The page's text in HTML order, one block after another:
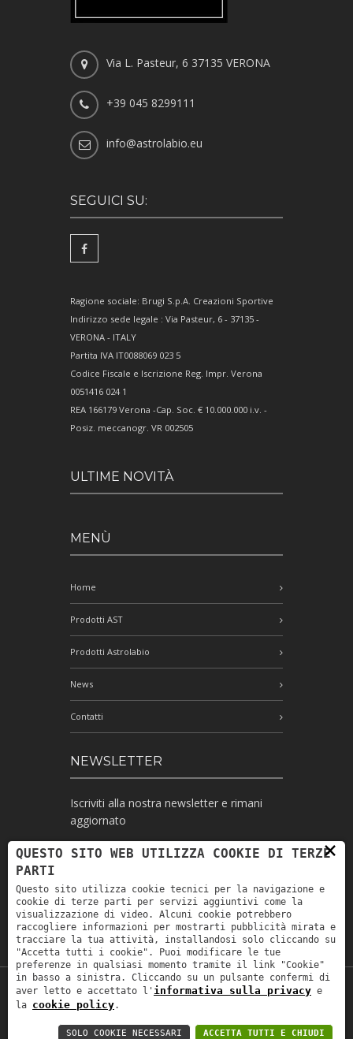
Via L. Pasteur, 6 37135 VERONA
+39 045 8299111
info@astrolabio.eu
SEGUICI SU:
Ragione sociale: Brugi S.p.A. Creazioni Sportive
Indirizzo sede legale : Via Pasteur, 6 - 37135 -
VERONA - ITALY
Partita IVA IT0088069 023 5
Codice Fiscale e Iscrizione Reg. Impr. Verona
0051416 024 1
REA 166179 Verona -Cap. Soc. € 10.000.000 i.v. -
Posiz. meccanogr. VR 002505
ULTIME NOVITÀ
MENÙ
Home
Prodotti AST
Prodotti Astrolabio
News
Contatti
NEWSLETTER
Iscriviti alla nostra newsletter e rimani
aggiornato
trattamento dei miei dati personali per le
finalità ivi indicate *
Copyright © 2019Astrolabio. P.IVA:
Privacy policy-Privacy policy B2B -Area
×
QUESTO SITO WEB UTILIZZA COOKIE DI TERZE
PARTI
Questo sito utilizza cookie tecnici per la navigazione e
cookie di terze parti per servizi aggiuntivi come la
visualizzazione di video. Alcuni cookie potrebbero
raccogliere informazioni per mostrarti pubblicità mirata e
tracciare la tua attività, installandosi solo cliccando su
"Accetta tutti i cookie". Puoi modificare le tue
preferenze in qualsiasi momento tramite il link "Cookie"
in basso a sinistra. Cliccando su un pulsante confermi di
aver letto e accettato l' informativa sulla privacy e
la cookie policy.
ACCETTA TUTTI E CHIUDI
SOLO COOKIE NECESSARI